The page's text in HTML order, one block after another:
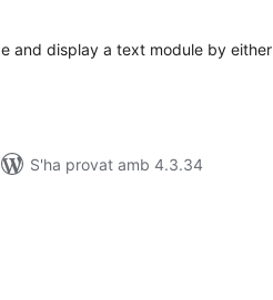
and display a text module by either
S'ha provat amb 4.3.34